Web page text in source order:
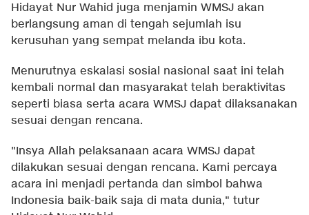
Hidayat Nur Wahid juga menjamin WMSJ akan
berlangsung aman di tengah sejumlah isu
kerusuhan yang sempat melanda ibu kota.
Menurutnya eskalasi sosial nasional saat ini telah
kembali normal dan masyarakat telah beraktivitas
seperti biasa serta acara WMSJ dapat dilaksanakan
sesuai dengan rencana.
"Insya Allah pelaksanaan acara WMSJ dapat
dilakukan sesuai dengan rencana. Kami percaya
acara ini menjadi pertanda dan simbol bahwa
Indonesia baik-baik saja di mata dunia," tutur